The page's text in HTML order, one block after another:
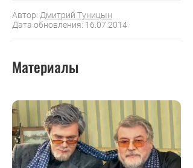
Автор: Дмитрий Туницын
Дата обновления: 16.07.2014
Материалы